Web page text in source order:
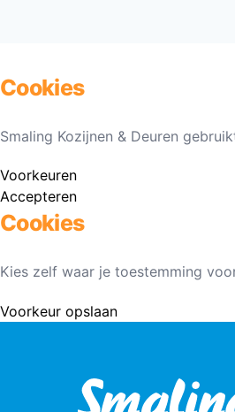
Cookies
Smaling Kozijnen & Deuren
Voorkeuren
Accepteren
Cookies
Kies zelf waar je toestemming
Voorkeur opslaan